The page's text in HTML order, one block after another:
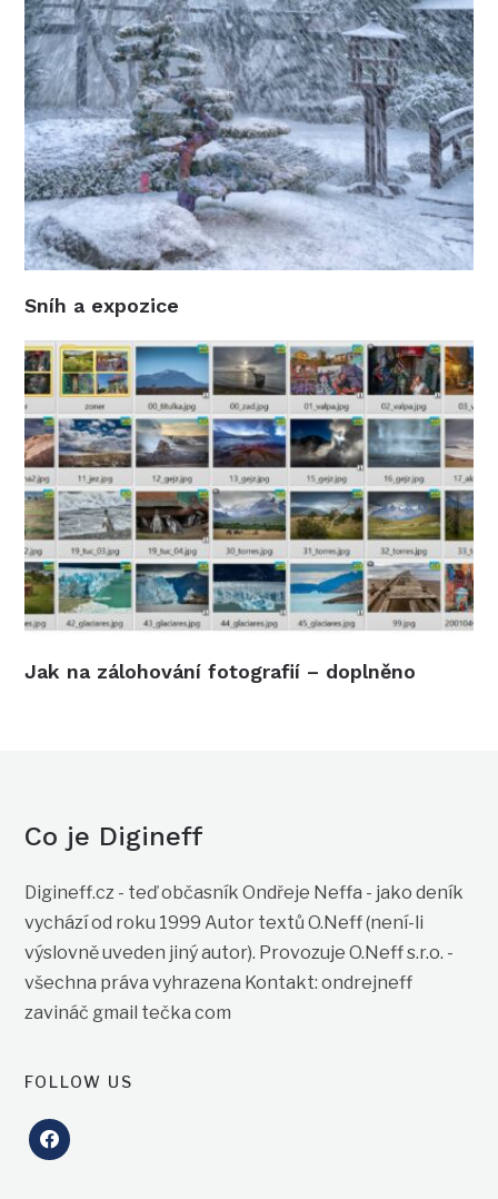
Sníh a expozice
Jak na zálohování fotografií – doplněno
Co je Digineff
Digineff.cz - teď občasník Ondřeje Neffa - jako deník
vychází od roku 1999 Autor textů O.Neff (není-li
výslovně uveden jiný autor). Provozuje O.Neff s.r.o. -
všechna práva vyhrazena Kontakt: ondrejneff
zavináč gmail tečka com
FOLLOW US
facebook